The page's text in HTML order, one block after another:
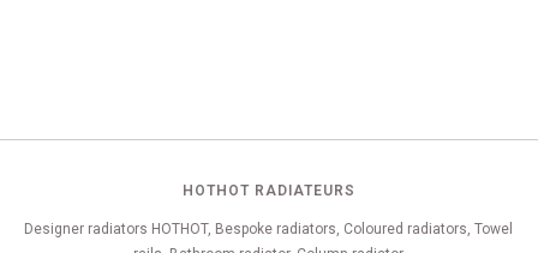
HOTHOT RADIATEURS
Designer radiators HOTHOT, Bespoke radiators, Coloured radiators, Towel